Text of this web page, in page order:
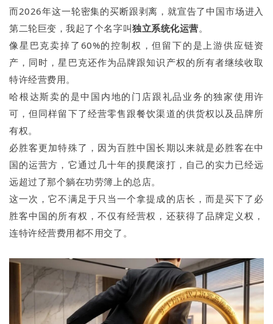
而2026年这一轮密集的买断跟剥离，就宣告了中国市场进入
第二轮巨变，我起了个名字叫独立系统化运营。
像星巴克卖掉了60%的控制权，但留下的是上游供应链资
产，同时，星巴克还作为品牌跟知识产权的所有者继续收取
特许经营费用。
哈根达斯卖的是中国内地的门店跟礼品业务的独家使用许
可，但同样留下了经营零售跟餐饮渠道的供货权以及品牌所
有权。
必胜客更加特殊了，因为百胜中国长期以来就是必胜客在中
国的运营方，它通过几十年的摸爬滚打，自己的实力已经远
远超过了那个躺在功劳簿上的总店。
这一次，它不满足于只当一个拿提成的店长，而是买下了必
胜客中国的所有权，不仅有经营权，还获得了品牌定义权，
连特许经营费用都不用交了。